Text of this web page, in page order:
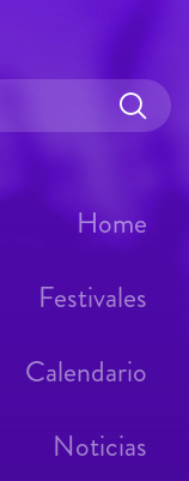
Home
Festivales
Calendario
Noticias